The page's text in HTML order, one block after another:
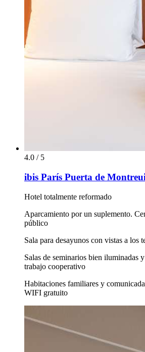
4.0 / 5
ibis París Puerta de
Hotel totalmente reformado
Aparcamiento por un suplemento.
público
Sala para desayunos con vistas a los
Salas de seminarios bien iluminadas
trabajo cooperativo
Habitaciones familiares y
WIFI gratuito